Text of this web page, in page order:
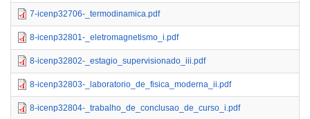
7-icenp32706-_termodinamica.pdf
8-icenp32801-_eletromagnetismo_i.pdf
8-icenp32802-_estagio_supervisionado_iii.pdf
8-icenp32803-_laboratorio_de_fisica_moderna_ii.pdf
8-icenp32804-_trabalho_de_conclusao_de_curso_i.pdf